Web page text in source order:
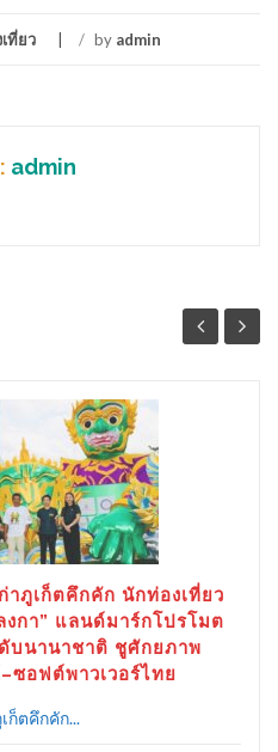
ที่ยว / by admin
admin
าภูเก็ตคึกคัก นักท่องเที่ยว
กา” แลนด์มาร์กโปรโมต
บนานาชาติ ชูศักยภาพ
ซอฟต์พาวเวอร์ไทย
ก็ตคึกคัก...